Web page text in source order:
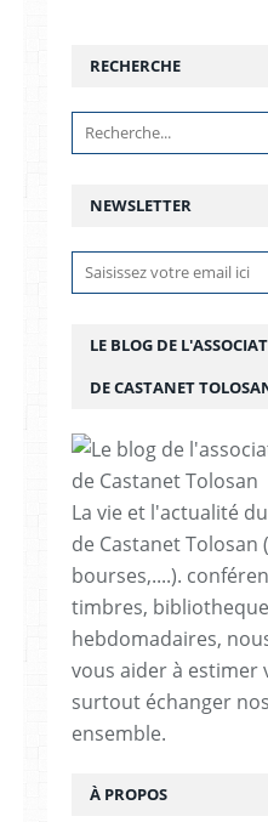
NEWSLETTER
RECHERCHE
LE BLOG DE
DE CASTANET
La vie et l'actualité
de Castanet Tolosan
bourses,....).
timbres,
hebdomadaires,
vous aider à estimer
surtout échanger
ensemble.
À PROPOS